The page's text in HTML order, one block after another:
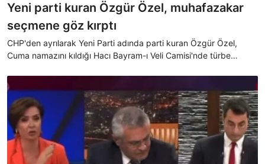
Yeni parti kuran Özgür Özel, muhafazakar
seçmene göz kırptı
CHP'den ayrılarak Yeni Parti adında parti kuran Özgür Özel,
Cuma namazını kıldığı Hacı Bayram-ı Veli Camisi'nde türbe
girmemesi dikkat çekti.